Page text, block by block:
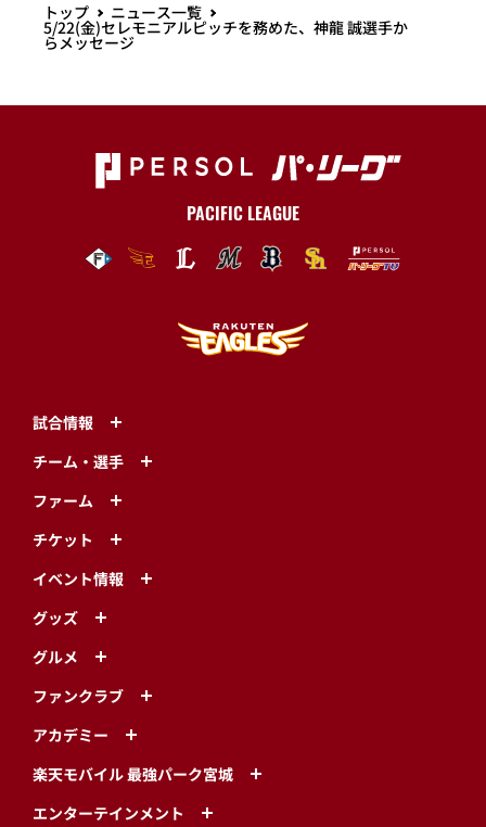
トップ ニュース一覧
5/22(金)セレモニアルピッチを務めた、神龍 誠選手か
らメッセージ
PACIFIC LEAGUE
試合情報
チーム・選手
ファーム
チケット
イベント情報
グッズ
グルメ
ファンクラブ
アカデミー
楽天モバイル 最強パーク宮城
エンターテインメント